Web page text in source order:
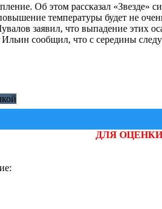
Об этом рассказал
температуры будет не
заявил, что выпадение этих
сообщил, что с середины
ДЛЯ